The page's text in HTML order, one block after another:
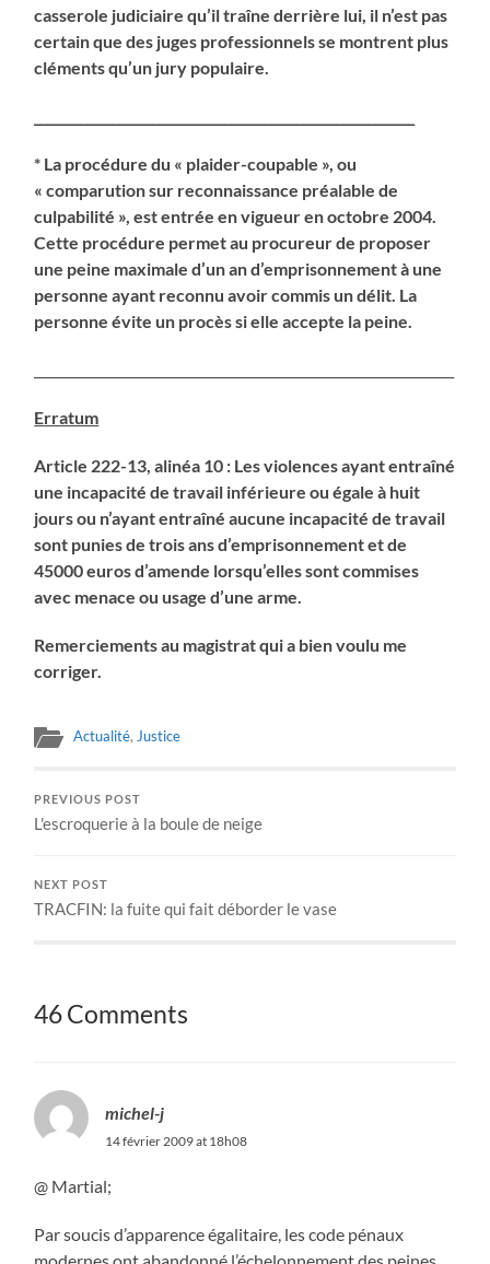
casserole judiciaire qu’il traîne derrière lui, il n’est pas
certain que des juges professionnels se montrent plus
cléments qu’un jury populaire.
* La procédure du « plaider-coupable », ou
« comparution sur reconnaissance préalable de
culpabilité », est entrée en vigueur en octobre 2004.
Cette procédure permet au procureur de proposer
une peine maximale d’un an d’emprisonnement à une
personne ayant reconnu avoir commis un délit. La
personne évite un procès si elle accepte la peine.
Erratum
Article 222-13, alinéa 10 : Les violences ayant entraîné
une incapacité de travail inférieure ou égale à huit
jours ou n’ayant entraîné aucune incapacité de travail
sont punies de trois ans d’emprisonnement et de
45000 euros d’amende lorsqu’elles sont commises
avec menace ou usage d’une arme.
Remerciements au magistrat qui a bien voulu me
corriger.
Actualité, Justice
PREVIOUS POST
L'escroquerie à la boule de neige
NEXT POST
TRACFIN: la fuite qui fait déborder le vase
46 Comments
michel-j
14 février 2009 at 18h08
@ Martial;
Par soucis d’apparence égalitaire, les code pénaux
modernes ont abandonné l’échelonnement des peines